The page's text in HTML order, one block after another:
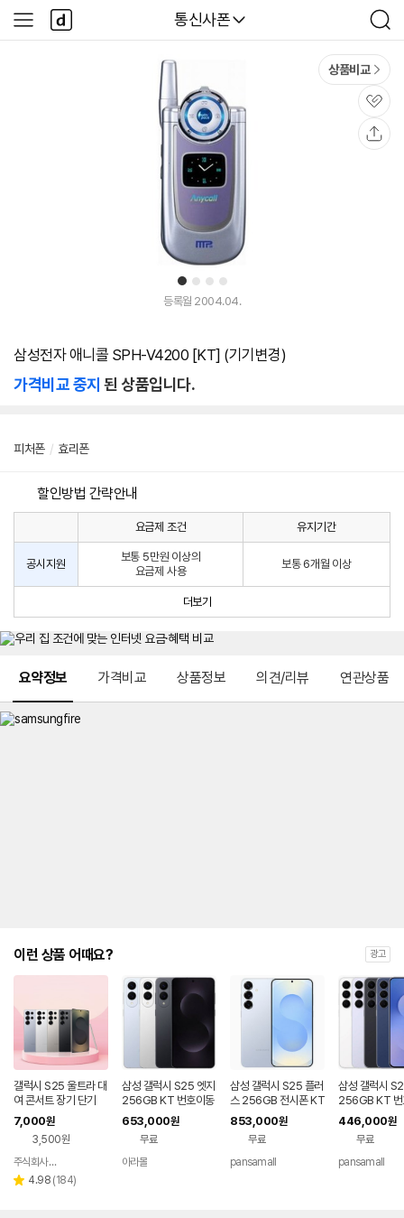
다나와
통신사폰
검
색
사
이
다
나
와
1 2 3 4
상품비교
관
심
등록월 2004.04.
삼성전자 애니콜 SPH-V4200 [KT] (기기변경)
가격비교 중지 된 상품입니다.
피처폰 / 효리폰
할인방법 간략안내
원
선
택
약
정
는
대
략
인
을
안
내
를
나
타
는
표
사
인
법
요금제 조건 유지기간
공시지원
보통 5만원 이상의
요금제 사용
보통 6개월 이상
더보기
요약정보 가격비교 상품정보 의견/리뷰 연관상품
이런 상품 어때요? 광고
갤럭시 S25 울트라 대
여 콘서트 장기 단기
7,000원
3,500원
페이
주식회사 폰빌리지
별 4.98 리
(184)
삼성 갤럭시 S25 엣지
256GB KT 번호이동
완납 80요금제
653,000원
무료
아라몰
삼성 갤럭시 S25 플러
스 256GB 전시폰 KT
번호이동 완납 90요금
제
853,000원
무료
pansamall
삼성 갤럭시
256GB KT 번
공시지원 완납
446,000원
무료
pansamall